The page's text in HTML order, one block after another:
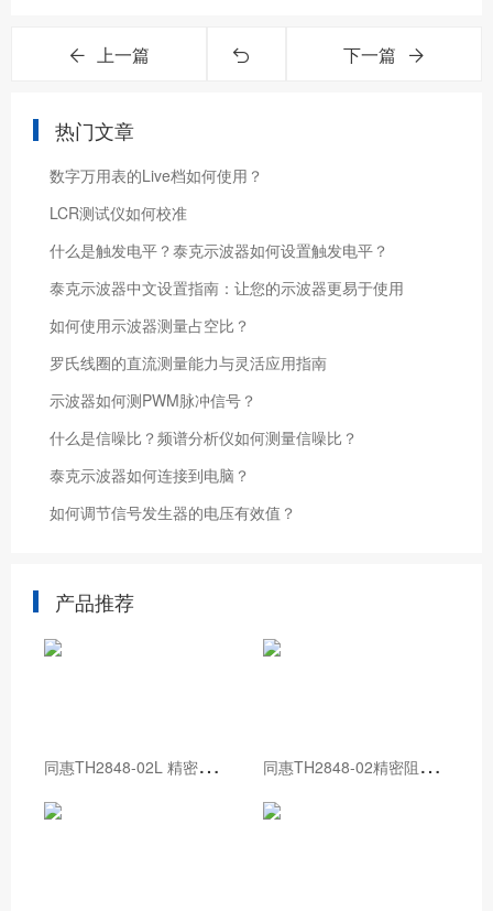
上一篇 下一篇
热门文章
数字万用表的Live档如何使用？
LCR测试仪如何校准
什么是触发电平？泰克示波器如何设置触发电平？
泰克示波器中文设置指南：让您的示波器更易于使用
如何使用示波器测量占空比？
罗氏线圈的直流测量能力与灵活应用指南
示波器如何测PWM脉冲信号？
什么是信噪比？频谱分析仪如何测量信噪比？
泰克示波器如何连接到电脑？
如何调节信号发生器的电压有效值？
产品推荐
同
惠TH2848-02L 精密阻抗分析仪 同
惠TH2848-02精密阻抗分析仪